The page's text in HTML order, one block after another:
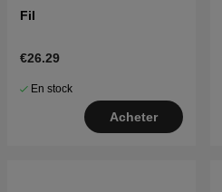
Fil
€26.29
En stock
Acheter